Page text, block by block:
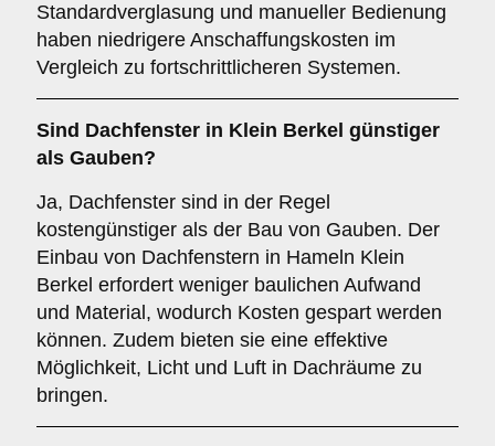
Standardverglasung und manueller Bedienung
haben niedrigere Anschaffungskosten im
Vergleich zu fortschrittlicheren Systemen.
Sind Dachfenster in Klein Berkel günstiger
als Gauben?
Ja, Dachfenster sind in der Regel
kostengünstiger als der Bau von Gauben. Der
Einbau von Dachfenstern in Hameln Klein
Berkel erfordert weniger baulichen Aufwand
und Material, wodurch Kosten gespart werden
können. Zudem bieten sie eine effektive
Möglichkeit, Licht und Luft in Dachräume zu
bringen.